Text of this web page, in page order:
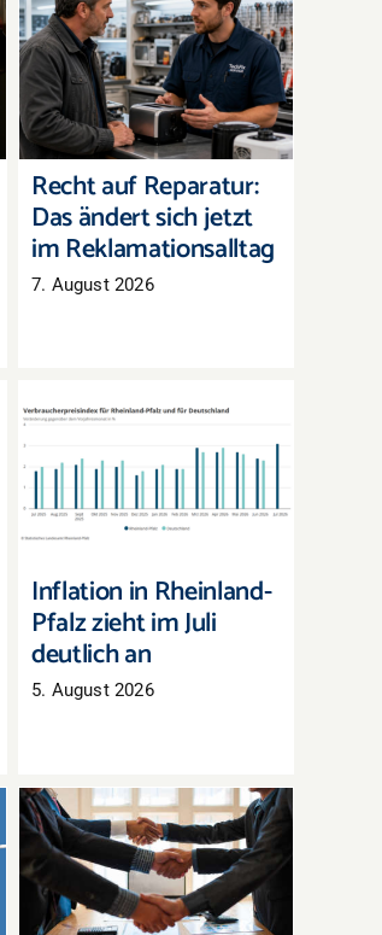
Recht auf Reparatur:
Das ändert sich jetzt im
Reklamationsalltag
Recht auf Reparatur:
Das ändert sich jetzt
im Reklamationsalltag
7. August 2026
Inflation in Rheinland-
Pfalz zieht im Juli
deutlich an
Inflation in Rheinland-
Pfalz zieht im Juli
deutlich an
5. August 2026
Tarifabschluss in der
Pfalz: Groß- und
Außenhandel